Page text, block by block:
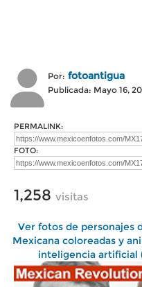
Por: fotoantigua
Publicada: Mayo 16,
PERMALINK:
FOTO:
1,258 visitas
Ver fotos de personajes
Mexicana coloreadas y
inteligencia artificial